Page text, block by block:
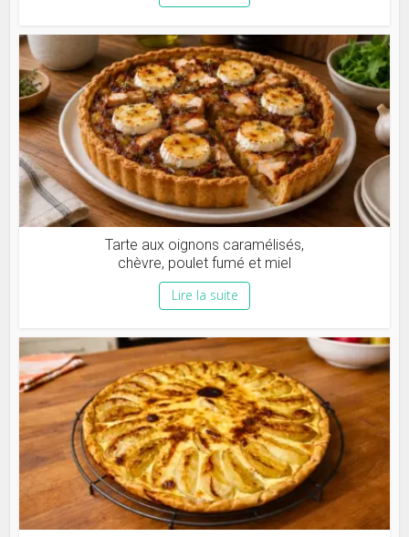
Tarte aux oignons caramélisés,
chèvre, poulet fumé et miel
Lire la suite